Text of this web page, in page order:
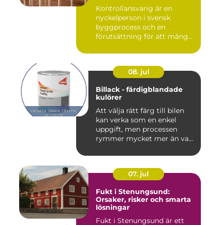
Kontrollansvarig är en
nyckelperson i svensk
byggprocess och en
förutsättning för att många
08. jul
Billack - färdigblandade
kulörer
Att välja rätt färg till bilen
kan verka som en enkel
uppgift, men processen
rymmer mycket mer än va...
07. jul
Fukt i Stenungsund:
Orsaker, risker och smarta
lösningar
Fukt i Stenungsund är ett